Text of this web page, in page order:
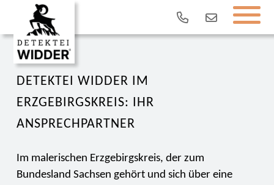
DETEKTEI WIDDER IM
ERZGEBIRGSKREIS: IHR
ANSPRECHPARTNER
Im malerischen Erzgebirgskreis, der zum
Bundesland Sachsen gehört und sich über eine